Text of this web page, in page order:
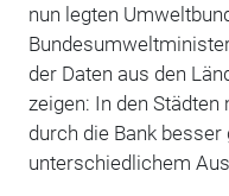
nun legten
der Daten aus den
zeigen: In den
durch die Bank
unterschiedlichem